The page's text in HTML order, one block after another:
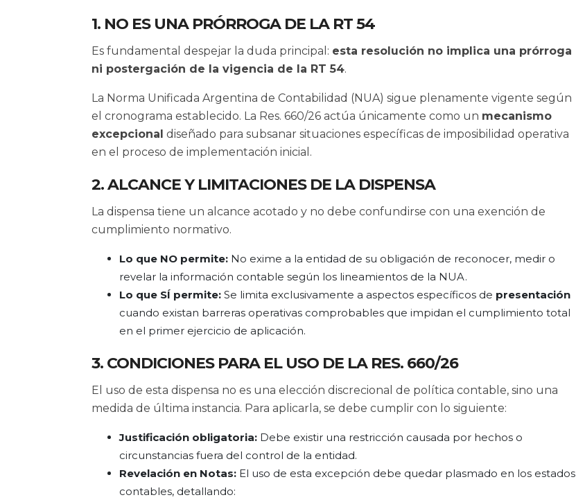
1. NO ES UNA PRÓRROGA DE LA RT 54
Es fundamental despejar la duda principal: esta resolución no implica una prórroga
ni postergación de la vigencia de la RT 54.
La Norma Unificada Argentina de Contabilidad (NUA) sigue plenamente vigente según
el cronograma establecido. La Res. 660/26 actúa únicamente como un mecanismo
excepcional diseñado para subsanar situaciones específicas de imposibilidad operativa
en el proceso de implementación inicial.
2. ALCANCE Y LIMITACIONES DE LA DISPENSA
La dispensa tiene un alcance acotado y no debe confundirse con una exención de
cumplimiento normativo.
Lo que NO permite: No exime a la entidad de su obligación de reconocer, medir o
revelar la información contable según los lineamientos de la NUA.
Lo que SÍ permite: Se limita exclusivamente a aspectos específicos de presentación
cuando existan barreras operativas comprobables que impidan el cumplimiento total
en el primer ejercicio de aplicación.
3. CONDICIONES PARA EL USO DE LA RES. 660/26
El uso de esta dispensa no es una elección discrecional de política contable, sino una
medida de última instancia. Para aplicarla, se debe cumplir con lo siguiente:
Justificación obligatoria: Debe existir una restricción causada por hechos o
circunstancias fuera del control de la entidad.
Revelación en Notas: El uso de esta excepción debe quedar plasmado en los estados
contables, detallando: